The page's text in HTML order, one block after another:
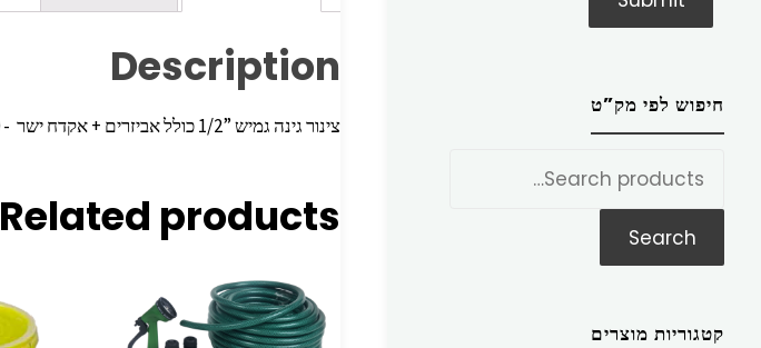
Description
צינור גינה גמיש ‏”1/2 כולל אביזרים + אקדח ישר ‏ ‏- 20 מ’
Related products
חיפוש לפי מק”ט
Search
קטגוריות מוצרים